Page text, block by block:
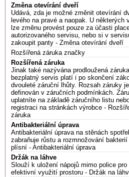
Změna otevírání dveří
Udává, zda je možné změnit otevírání
levého na pravé a naopak. U některých
lze změnu provést pouze za účasti
autorizovaného servisu, nebo si v
zakoupit panty - Změna otevírání dveří
Rozšířená záruka značky
Rozšířená záruka
Jinak také nazývána prodloužená
bezplatný servis platí i po skončení
dvouleté záruční lhůty. Rozsah záruky je
definován v záručních podmínkách.
uplatníte na základě záručního listu
registraci na stránkách výrobce -
záruka
Antibakteriální úprava
Antibakteriální úprava na stěnách
zabraňuje růstu a rozmnožování bakterií
plísní - Antibakteriální úprava
Držák na láhve
Slouží k uložení nápojů mimo police pro
efektivní využití prostoru - Držák na